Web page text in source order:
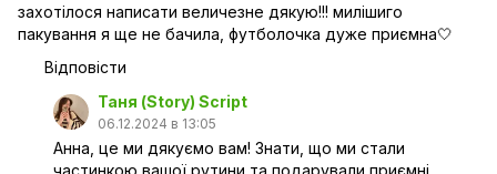
захотілося написати величезне дякую!!! милішиго
пакування я ще не бачила, футболочка дуже приємна🤍
Відповісти
Таня (Story) Script
06.12.2024 в 13:05
Анна, це ми дякуємо вам! Знати, що ми стали
частинкою вашої рутини та подарували приємні